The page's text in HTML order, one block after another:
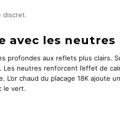
discret.
avec les neutres
profondes aux reflets plus clairs.
neutres renforcent l’effet de
chaud du placage 18K ajoute
le vert.